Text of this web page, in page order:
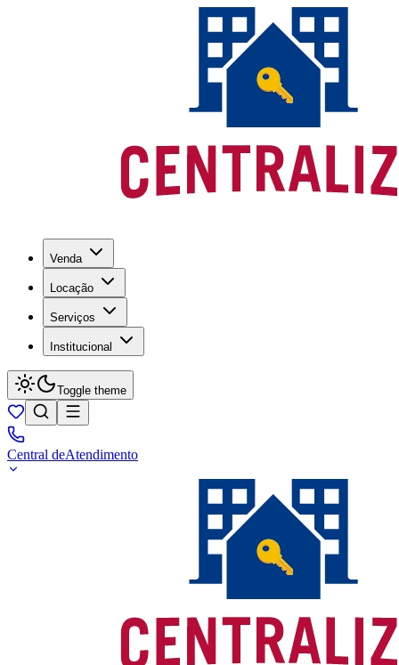
Venda
Locação
Serviços
Institucional
Toggle theme
Central deAtendimento